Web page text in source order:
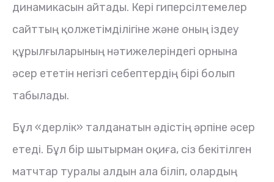
динамикасын айтады. Кері гиперсілтемелер
сайттың қолжетімділігіне және оның іздеу
құрылғыларының нәтижелеріндегі орнына
әсер ететін негізгі себептердің бірі болып
табылады.
Бұл «дерлік» талданатын әдістің әрпіне әсер
етеді. Бұл бір шытырман оқиға, сіз бекітілген
матчтар туралы алдын ала біліп, олардың